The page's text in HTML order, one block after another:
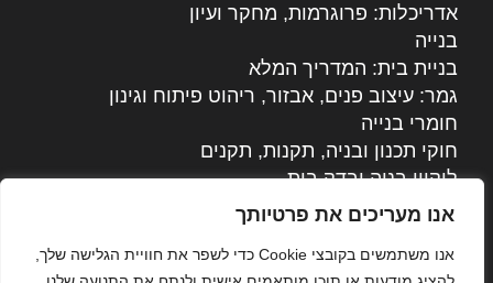
אנו מעריכים את פרטיותך
אנו משתמשים בקובצי Cookie כדי לשפר את חוויית הגלישה שלך,
אדריכלות: פרוגרמות, מחקר ועיון
בנייה
בניית בית: המדריך המלא
גמר: עיצוב פנים, אבזור, ריהוט פיתוח וגינון
חומרי בנייה
חוקי תכנון ובניה, תקנות, תקנים
ליקויי בניה ובדק בית
נדל"ן: זכויות, אגרות ועסקאות
עקרונות ניהול אחזקה מתקדמות